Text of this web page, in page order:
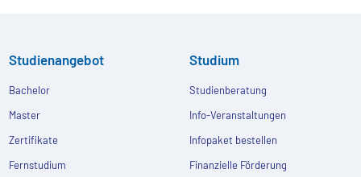
Studienangebot
Bachelor
Master
Zertifikate
Fernstudium
Studium
Studienberatung
Info-Veranstaltungen
Infopaket bestellen
Finanzielle Förderung